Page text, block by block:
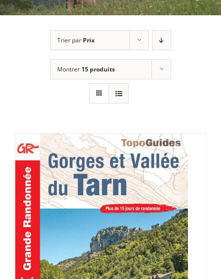
Trier par Prix
Montrer 15 produits
AJOUTER AU PANIER / DÉTAILS